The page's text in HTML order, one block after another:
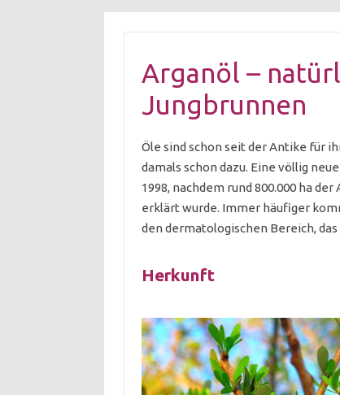
Arganöl –
Jungbrunnen
Öle sind schon seit der Antike für
damals schon dazu. Eine völlig
1998, nachdem rund 800.000 ha
erklärt wurde. Immer häufiger
den dermatologischen Bereich,
Herkunft